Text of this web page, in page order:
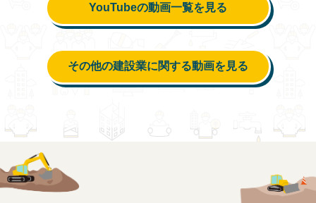
YouTubeの動画一覧を見る
その他の建設業に関する動画を見る